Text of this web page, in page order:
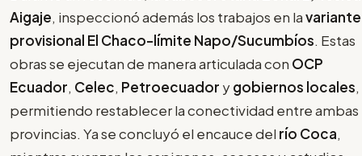
Aigaje, inspeccionó además los trabajos en lavariante
provisional El Chaco-límite Napo/Sucumbíos. Estas
obras se ejecutan de manera articulada con OCP
Ecuador, Celec, Petroecuador ygobiernos locales,
permitiendo restablecer la conectividad entre ambas
provincias. Ya se concluyó el encauce del río Coca,